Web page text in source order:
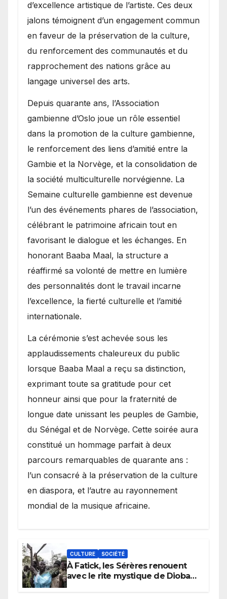
d’excellence artistique de l’artiste. Ces deux
jalons témoignent d’un engagement commun
en faveur de la préservation de la culture,
du renforcement des communautés et du
rapprochement des nations grâce au
langage universel des arts.
​Depuis quarante ans, l’Association
gambienne d’Oslo joue un rôle essentiel
dans la promotion de la culture gambienne,
le renforcement des liens d’amitié entre la
Gambie et la Norvège, et la consolidation de
la société multiculturelle norvégienne. La
Semaine culturelle gambienne est devenue
l’un des événements phares de l’association,
célébrant le patrimoine africain tout en
favorisant le dialogue et les échanges. En
honorant Baaba Maal, la structure a
réaffirmé sa volonté de mettre en lumière
des personnalités dont le travail incarne
l’excellence, la fierté culturelle et l’amitié
internationale.
​La cérémonie s’est achevée sous les
applaudissements chaleureux du public
lorsque Baaba Maal a reçu sa distinction,
exprimant toute sa gratitude pour cet
honneur ainsi que pour la fraternité de
longue date unissant les peuples de Gambie,
du Sénégal et de Norvège. Cette soirée aura
constitué un hommage parfait à deux
parcours remarquables de quarante ans :
l’un consacré à la préservation de la culture
en diaspora, et l’autre au rayonnement
mondial de la musique africaine.
CULTURE SOCIÉTÉ
À Fatick, les Sérères renouent
avec le rite mystique de Diobaye